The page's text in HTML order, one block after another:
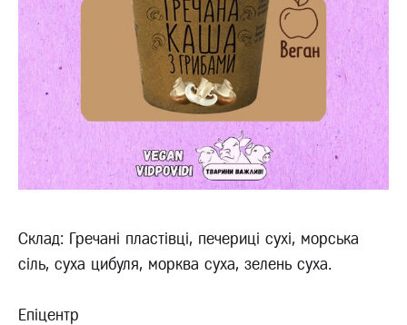
Склад: Гречані пластівці, печериці сухі, морська
сіль, суха цибуля, морква суха, зелень суха.
Епіцентр